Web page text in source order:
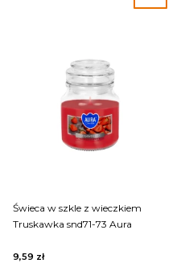
Świeca w szkle z wieczkiem
Truskawka snd71-73 Aura
9,59 zł